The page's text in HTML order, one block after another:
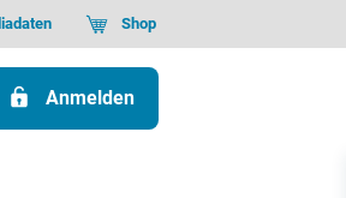
Shop
Anmelden